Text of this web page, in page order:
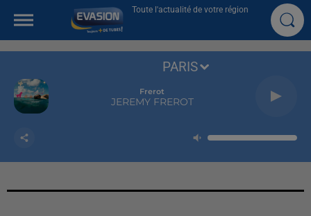
Toute l'actualité de votre région
Frerot
JEREMY FREROT
PARIS